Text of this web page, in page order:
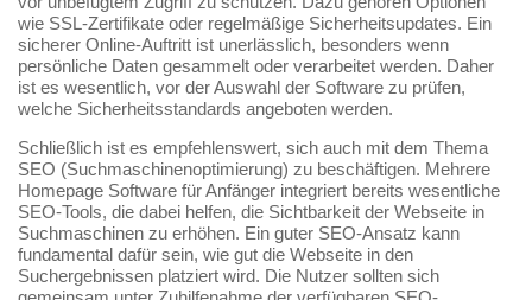
wie SSL-Zertifikate oder regelmäßige Sicherheitsupdates. Ein
sicherer Online-Auftritt ist unerlässlich, besonders wenn
persönliche Daten gesammelt oder verarbeitet werden. Daher
ist es wesentlich, vor der Auswahl der Software zu prüfen,
welche Sicherheitsstandards angeboten werden.
Schließlich ist es empfehlenswert, sich auch mit dem Thema
SEO (Suchmaschinenoptimierung) zu beschäftigen. Mehrere
Homepage Software für Anfänger integriert bereits wesentliche
SEO-Tools, die dabei helfen, die Sichtbarkeit der Webseite in
Suchmaschinen zu erhöhen. Ein guter SEO-Ansatz kann
fundamental dafür sein, wie gut die Webseite in den
Suchergebnissen platziert wird. Die Nutzer sollten sich